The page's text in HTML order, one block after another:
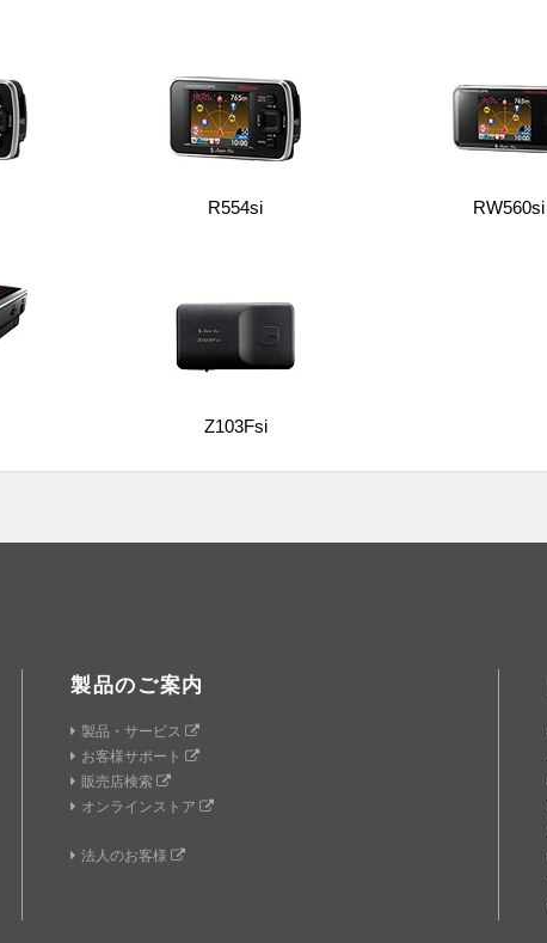
R554si RW560si
Z103Fsi
製品のご案内
製品・サービス
お客様サポート
販売店検索
オンラインストア
法人のお客様